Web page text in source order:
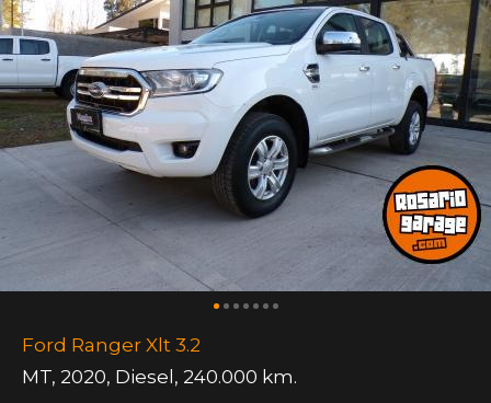
Ford Ranger Xlt 3.2
MT, 2020, Diesel, 240.000 km.